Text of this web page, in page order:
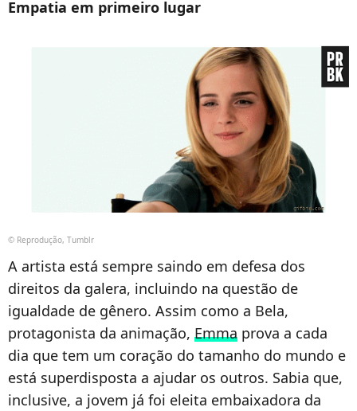
Empatia em primeiro lugar
© Reprodução, Tumblr
A artista está sempre saindo em defesa dos
direitos da galera, incluindo na questão de
igualdade de gênero. Assim como a Bela,
protagonista da animação, Emma prova a cada
dia que tem um coração do tamanho do mundo e
está superdisposta a ajudar os outros. Sabia que,
inclusive, a jovem já foi eleita embaixadora da